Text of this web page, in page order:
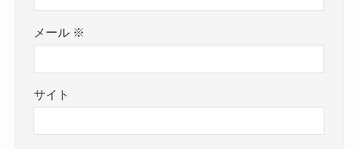
メール ※
サイト